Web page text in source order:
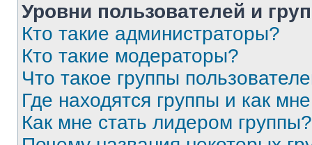
Уровни пользователей и
Кто такие администраторы?
Кто такие модераторы?
Что такое группы
Где находятся группы и как
Как мне стать лидером группы?